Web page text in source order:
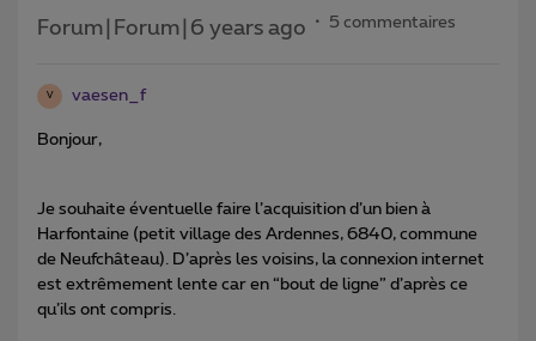
Forum|Forum|6 years ago 5 commentaires
V vaesen_f
Bonjour,
Je souhaite éventuelle faire l’acquisition d’un bien à
Harfontaine (petit village des Ardennes, 6840, commune
de Neufchâteau). D’après les voisins, la connexion internet
est extrêmement lente car en “bout de ligne” d’après ce
qu’ils ont compris.